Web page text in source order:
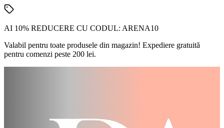
AI 10% REDUCERE CU CODUL: ARENA10
Valabil pentru toate produsele din magazin! Expediere gratuită
pentru comenzi peste 200 lei.